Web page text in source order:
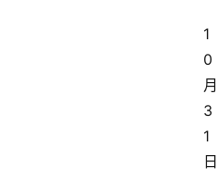
1
0
月
3
1
日